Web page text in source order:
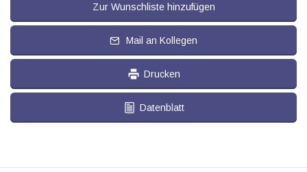
Zur Wunschliste hinzufügen
Mail an Kollegen
Drucken
Datenblatt